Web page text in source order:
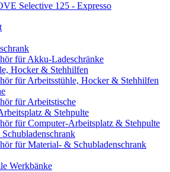
Selective 125 - Expresso
für Akku-Ladeschränke
Hocker & Stehhilfen
für Arbeitsstühle, Hocker & Stehhilfen
für Arbeitstische
& Stehpulte
für Computer-Arbeitsplatz & Stehpulte
für Material- & Schubladenschrank
Werkbänke